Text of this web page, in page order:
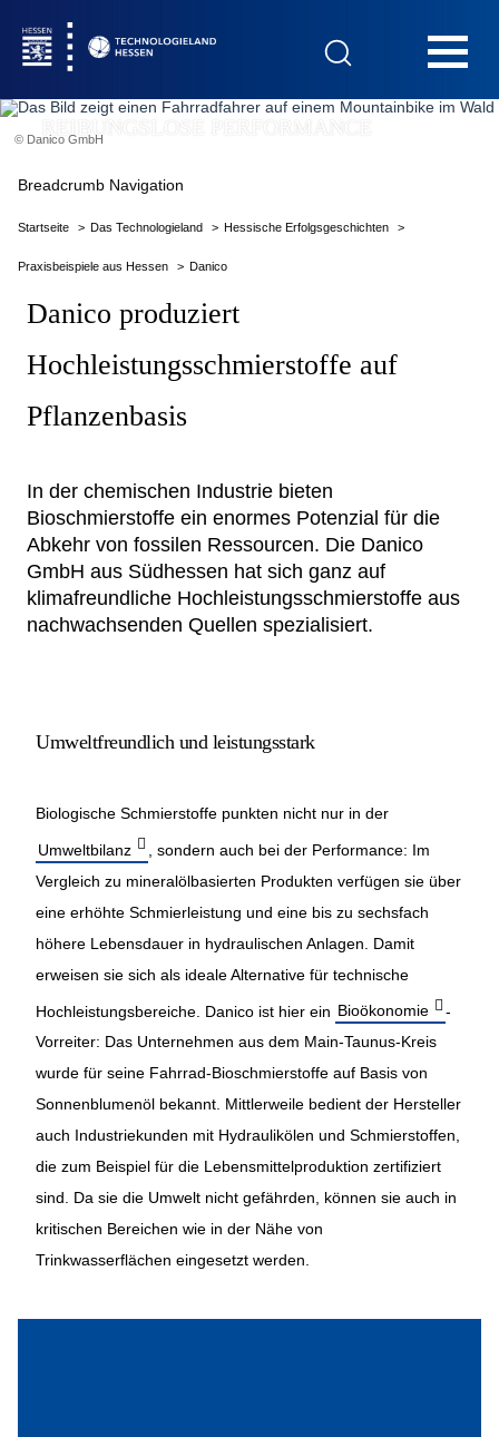
Startseite
Das Technologieland
Innovationsfelder
Netzwerke
© Danico GmbH
Breadcrumb Navigation
Startseite Das Technologieland Hessische Erfolgsgeschichten
Praxisbeispiele aus Hessen Danico
Danico produziert
Hochleistungsschmierstoffe auf
Pflanzenbasis
In der chemischen Industrie bieten
Bioschmierstoffe ein enormes Potenzial für die
Abkehr von fossilen Ressourcen. Die Danico
GmbH aus Südhessen hat sich ganz auf
klimafreundliche Hochleistungsschmierstoffe aus
nachwachsenden Quellen spezialisiert.
Umweltfreundlich und leistungsstark
Biologische Schmierstoffe punkten nicht nur in der
Umweltbilanz
, sondern auch bei der Performance: Im
Vergleich zu mineralölbasierten Produkten verfügen sie über
eine erhöhte Schmierleistung und eine bis zu sechsfach
höhere Lebensdauer in hydraulischen Anlagen. Damit
erweisen sie sich als ideale Alternative für technische
Hochleistungsbereiche. Danico ist hier ein Bioökonomie
-
Vorreiter: Das Unternehmen aus dem Main-Taunus-Kreis
wurde für seine Fahrrad-Bioschmierstoffe auf Basis von
Sonnenblumenöl bekannt. Mittlerweile bedient der Hersteller
auch Industriekunden mit Hydraulikölen und Schmierstoffen,
die zum Beispiel für die Lebensmittelproduktion zertifiziert
sind. Da sie die Umwelt nicht gefährden, können sie auch in
kritischen Bereichen wie in der Nähe von
Trinkwasserflächen eingesetzt werden.